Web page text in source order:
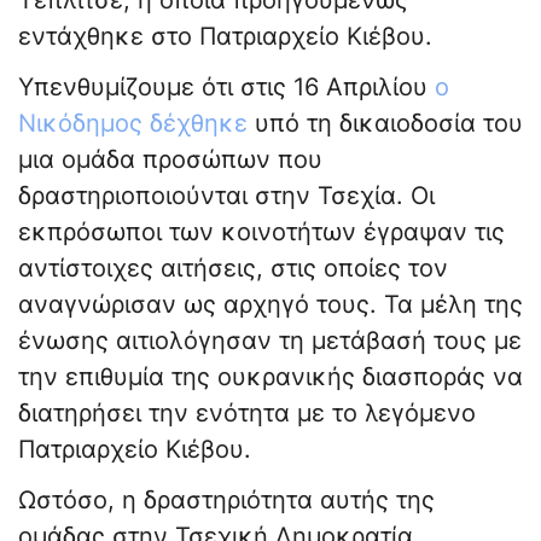
εντάχθηκε στο Πατριαρχείο Κιέβου.
Υπενθυμίζουμε ότι στις 16 Απριλίου ο
Νικόδημος δέχθηκε υπό τη δικαιοδοσία του
μια ομάδα προσώπων που
δραστηριοποιούνται στην Τσεχία. Οι
εκπρόσωποι των κοινοτήτων έγραψαν τις
αντίστοιχες αιτήσεις, στις οποίες τον
αναγνώρισαν ως αρχηγό τους. Τα μέλη της
ένωσης αιτιολόγησαν τη μετάβασή τους με
την επιθυμία της ουκρανικής διασποράς να
διατηρήσει την ενότητα με το λεγόμενο
Πατριαρχείο Κιέβου.
Ωστόσο, η δραστηριότητα αυτής της